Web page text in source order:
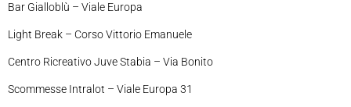
Bar Gialloblù – Viale Europa
Light Break – Corso Vittorio Emanuele
Centro Ricreativo Juve Stabia – Via Bonito
Scommesse Intralot – Viale Europa 31